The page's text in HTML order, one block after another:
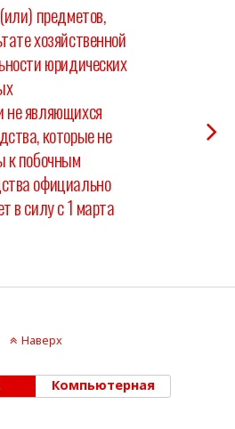
предметов,
хозяйственной
юридических
не являющихся
которые не
к побочным
официально
в силу с 1 марта
Наверх
Компьютерная